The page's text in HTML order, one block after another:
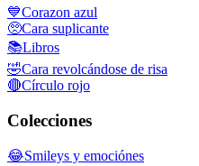
💙Corazon azul
🥺Cara suplicante
📚Libros
🤣Cara revolcándose de risa
🔴Círculo rojo
Colecciones
😂Smileys y emociónes